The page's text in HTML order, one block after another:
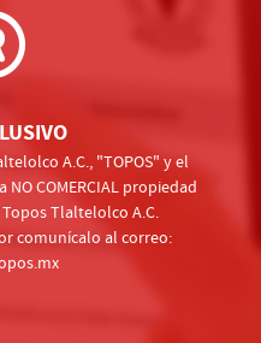
A.C., "TOPOS" y el
COMERCIAL propiedad
Tlaltelolco A.C.
comunícalo al correo: